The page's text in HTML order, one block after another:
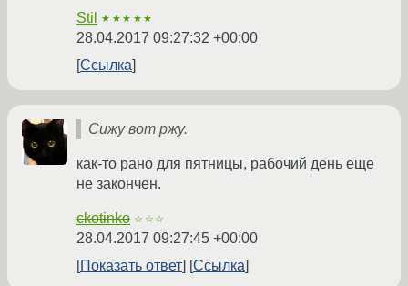
Stil ★★★★★
28.04.2017 09:27:32 +00:00
Ссылка
Сижу вот ржу.
как-то рано для пятницы, рабочий день еще
не закончен.
ckotinko ☆☆☆
28.04.2017 09:27:45 +00:00
Показать ответ
Ссылка